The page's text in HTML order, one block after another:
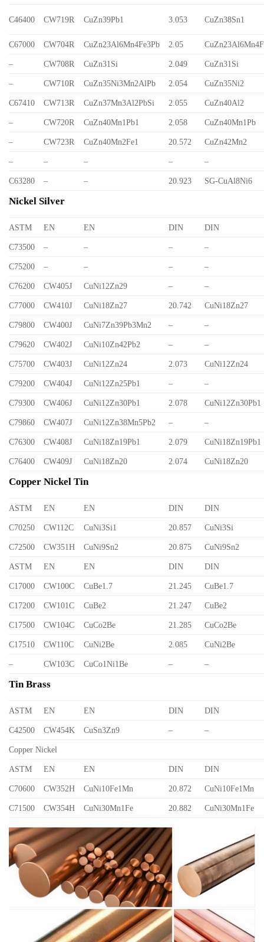
C46400 CW719R CuZn39Pb1 3.053 CuZn38Sn1
C67000 CW704R CuZn23Al6Mn4Fe3Pb 2.05
– CW708R CuZn31Si 2.049 CuZn31Si
– CW710R CuZn35Ni3Mn2AlPb 2.054 CuZn35Ni2
C67410 CW713R CuZn37Mn3Al2PbSi 2.055 CuZn40Al2
– CW720R CuZn40Mn1Pb1 2.058 CuZn40Mn1Pb
– CW723R CuZn40Mn2Fe1 20.572 CuZn42Mn2
– – – – –
C63280 – – 20.923 SG-CuAl8Ni6
Nickel Silver
ASTM EN EN DIN DIN
C73500 – – – –
C75200 – – – –
C76200 CW405J CuNi12Zn29 – –
C77000 CW410J CuNi18Zn27 20.742 CuNi18Zn27
C79800 CW400J CuNi7Zn39Pb3Mn2 – –
C79620 CW402J CuNi10Zn42Pb2 – –
C75700 CW403J CuNi12Zn24 2.073 CuNi12Zn24
C79200 CW404J CuNi12Zn25Pb1 – –
C79300 CW406J CuNi12Zn30Pb1 2.078 CuNi12Zn30Pb1
C79860 CW407J CuNi12Zn38Mn5Pb2 – –
C76300 CW408J CuNi18Zn19Pb1 2.079 CuNi18Zn19Pb1
C76400 CW409J CuNi18Zn20 2.074 CuNi18Zn20
Copper Nickel Tin
ASTM EN EN DIN DIN
C70250 CW112C CuNi3Si1 20.857 CuNi3Si
C72500 CW351H CuNi9Sn2 20.875 CuNi9Sn2
ASTM EN EN DIN DIN
C17000 CW100C CuBe1.7 21.245 CuBe1.7
C17200 CW101C CuBe2 21.247 CuBe2
C17500 CW104C CuCo2Be 21.285 CuCo2Be
C17510 CW110C CuNi2Be 2.085 CuNi2Be
– CW103C CuCo1Ni1Be – –
Tin Brass
ASTM EN EN DIN DIN
C42500 CW454K CuSn3Zn9 – –
Copper Nickel
ASTM EN EN DIN DIN
C70600 CW352H CuNi10Fe1Mn 20.872 CuNi10Fe1Mn
C71500 CW354H CuNi30Mn1Fe 20.882 CuNi30Mn1Fe